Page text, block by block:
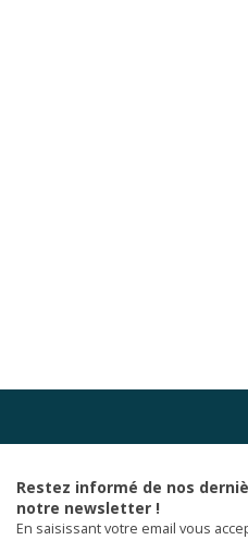
Restez informé de nos
notre newsletter !
En saisissant votre email vous